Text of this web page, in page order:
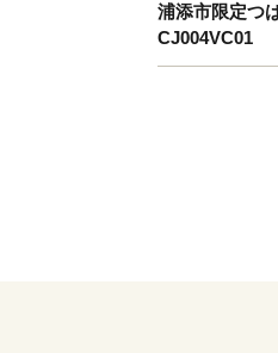
浦添市限定つ
CJ004VC01